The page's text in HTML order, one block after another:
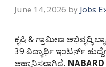
June 14, 2026 by Jobs
ಕೃಷಿ & ಗ್ರಾಮೀಣ ಅಭಿವೃದ್ಧಿ
39 ವಿದ್ಯಾರ್ಥಿ ಇಂಟರ್ನ್
ಆಹ್ವಾನಿಸಲಾಗಿದೆ.